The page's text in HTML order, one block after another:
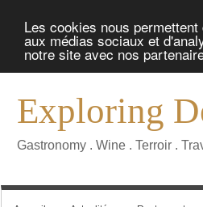
Les cookies nous
aux médias sociaux et
notre site avec nos
Exploring
Gastronomy . Wine . Terroir .